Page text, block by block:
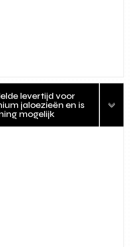
levertijd voor
jaloezieën en is
mogelijk